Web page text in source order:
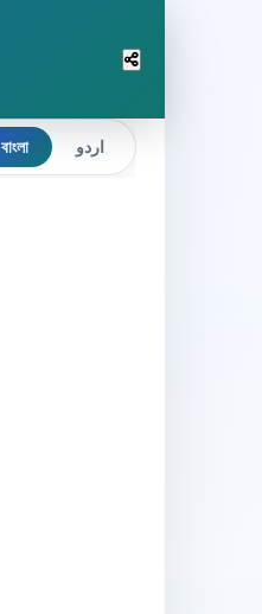
বাংলা اردو